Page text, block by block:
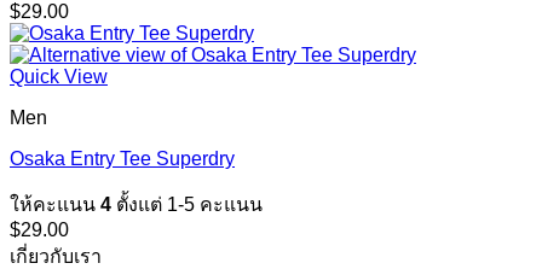
$29.00
Quick View
Men
Osaka Entry Tee Superdry
ให้คะแนน 4 ตั้งแต่ 1-5 คะแนน
$29.00
เกี่ยวกับเรา